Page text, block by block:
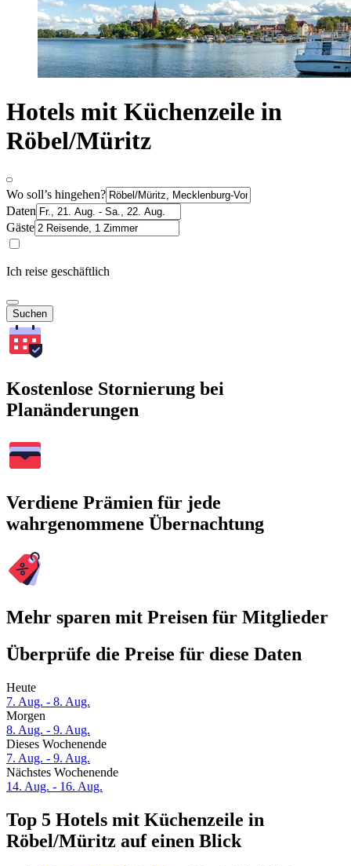
Hotels mit Küchenzeile in
Röbel/Müritz
Wo soll’s hingehen?
Daten
Gäste
Ich reise geschäftlich
Suchen
Kostenlose Stornierung bei
Planänderungen
Verdiene Prämien für jede
wahrgenommene Übernachtung
Mehr sparen mit Preisen für Mitglieder
Überprüfe die Preise für diese Daten
Heute
7. Aug. - 8. Aug.
Morgen
8. Aug. - 9. Aug.
Dieses Wochenende
7. Aug. - 9. Aug.
Nächstes Wochenende
14. Aug. - 16. Aug.
Top 5 Hotels mit Küchenzeile in
Röbel/Müritz auf einen Blick